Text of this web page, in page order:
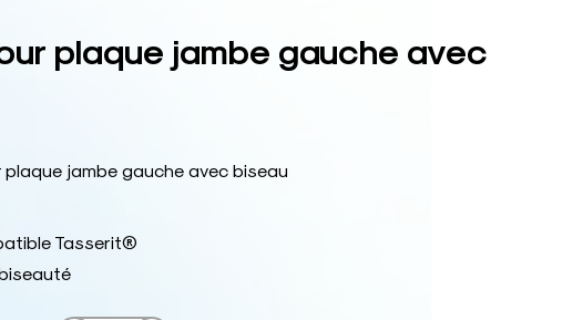
plaque jambe gauche avec
jambe gauche avec biseau
Tasserit®